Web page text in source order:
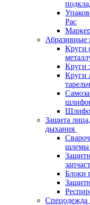
Pac
Абразивные
Круги
Круги
Круги
Защита
дыхания
шлемы
Блоки
Спецодежда